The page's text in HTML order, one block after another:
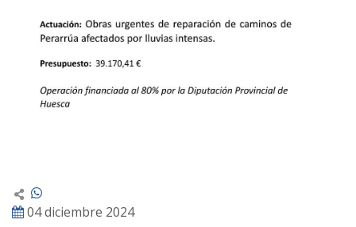
04 diciembre 2024